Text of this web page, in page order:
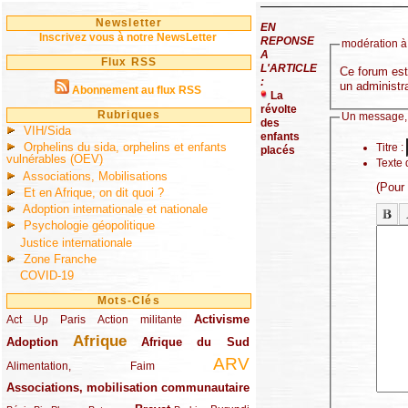
Newsletter
Inscrivez vous à notre NewsLetter
Flux RSS
Abonnement au flux RSS
Rubriques
VIH/Sida
Orphelins du sida, orphelins et enfants
vulnérables (OEV)
Associations, Mobilisations
Et en Afrique, on dit quoi ?
Adoption internationale et nationale
Psychologie géopolitique
Justice internationale
Zone Franche
COVID-19
Mots-Clés
Act Up Paris
(49/289) Action militante
(32/289) Activisme
(73/289)
Adoption
(82/289) Afrique
(161/289) Afrique du Sud
(73/289)
Alimentation, Faim
(48/289) ARV
(203/289)
Associations, mobilisation communautaire
(65/289)
EN
REPONSE
A
L'ARTICLE
:
La
révolte
des
enfants
placés
modération
Ce forum
un
Un
Titre :
Texte
(Pour